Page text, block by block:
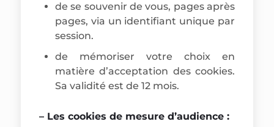
de se souvenir de vous, pages après
pages, via un identifiant unique par
session.
de mémoriser votre choix en
matière d’acceptation des cookies.
Sa validité est de 12 mois.
– Les cookies de mesure d’audience :